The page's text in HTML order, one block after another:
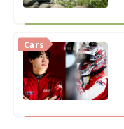
Cars